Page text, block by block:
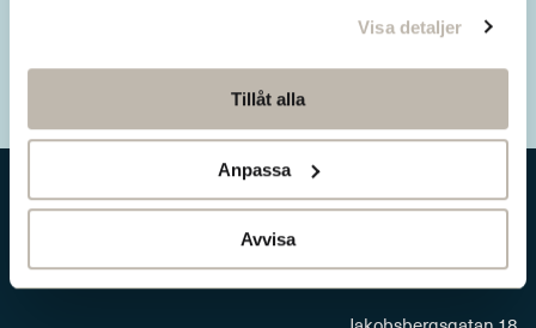
Visa detaljer
Tillåt alla
Anpassa
Avvisa